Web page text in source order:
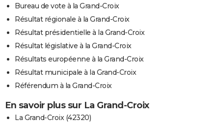
Bureau de vote à la Grand-Croix
Résultat régionale à la Grand-Croix
Résultat présidentielle à la Grand-Croix
Résultat législative à la Grand-Croix
Résultats européenne à la Grand-Croix
Résultat municipale à la Grand-Croix
Référendum à la Grand-Croix
En savoir plus sur La Grand-Croix
La Grand-Croix (42320)